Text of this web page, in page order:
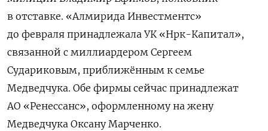
в отставке. «Алмирида Инвестментс»
до февраля принадлежала УК «Нрк-Капитал»,
связанной с миллиардером Сергеем
Судариковым, приближённым к семье
Медведчука. Обе фирмы сейчас принадлежат
АО «Ренессанс», оформленному на жену
Медведчука Оксану Марченко.